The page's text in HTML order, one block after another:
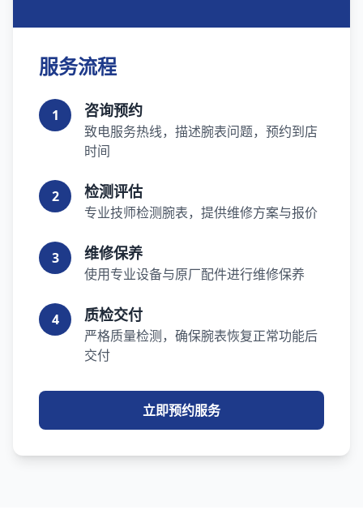
服务流程
1 咨询预约
致电服务热线，描述腕表问题，预约到店
时间
2 检测评估
专业技师检测腕表，提供维修方案与报价
3 维修保养
使用专业设备与原厂配件进行维修保养
4 质检交付
严格质量检测，确保腕表恢复正常功能后
交付
立即预约服务